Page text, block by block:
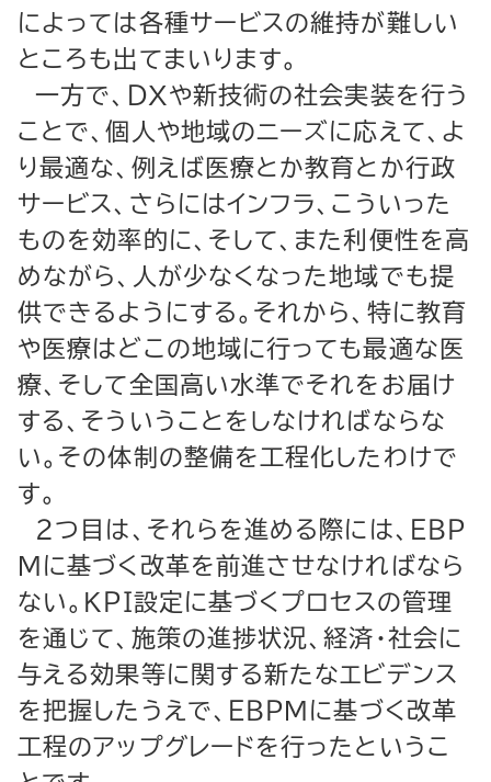
によっては各種サービスの維持が難しい
ところも出てまいります。
一方で、ＤＸや新技術の社会実装を行う
ことで、個人や地域のニーズに応えて、よ
り最適な、例えば医療とか教育とか行政
サービス、さらにはインフラ、こういった
ものを効率的に、そして、また利便性を高
めながら、人が少なくなった地域でも提
供できるようにする。それから、特に教育
や医療はどこの地域に行っても最適な医
療、そして全国高い水準でそれをお届け
する、そういうことをしなければならな
い。その体制の整備を工程化したわけで
す。
２つ目は、それらを進める際には、ＥＢＰ
Ｍに基づく改革を前進させなければなら
ない。ＫＰＩ設定に基づくプロセスの管理
を通じて、施策の進捗状況、経済・社会に
与える効果等に関する新たなエビデンス
を把握したうえで、ＥＢＰＭに基づく改革
工程のアップグレードを行ったというこ